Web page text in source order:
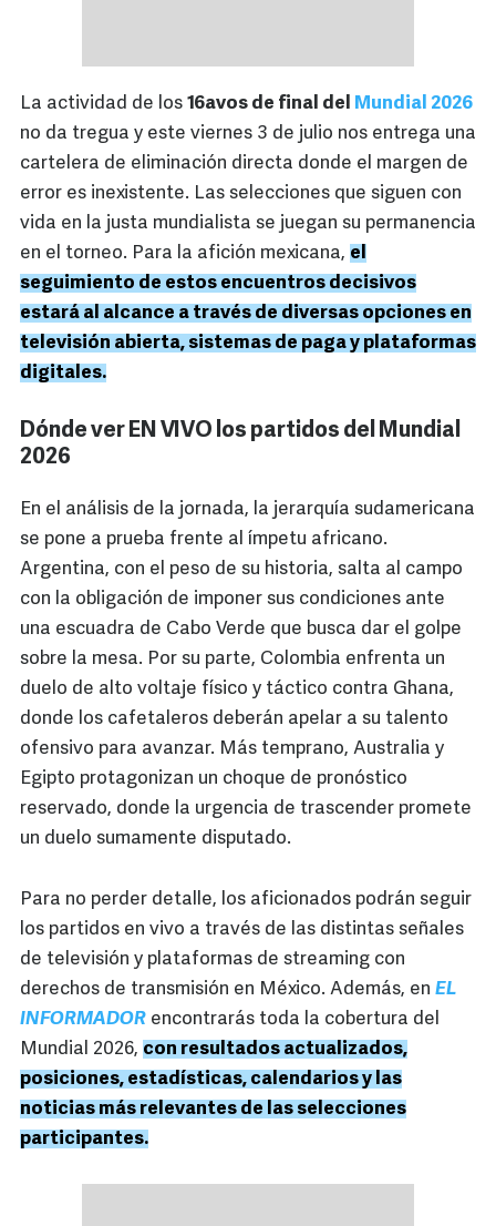
La actividad de los 16avos de final del Mundial 2026
no da tregua y este viernes 3 de julio nos entrega una
cartelera de eliminación directa donde el margen de
error es inexistente. Las selecciones que siguen con
vida en la justa mundialista se juegan su permanencia
en el torneo. Para la afición mexicana, el
seguimiento de estos encuentros decisivos
estará al alcance a través de diversas opciones en
televisión abierta, sistemas de paga y plataformas
digitales.
Dónde ver EN VIVO los partidos del Mundial
2026
En el análisis de la jornada, la jerarquía sudamericana
se pone a prueba frente al ímpetu africano.
Argentina, con el peso de su historia, salta al campo
con la obligación de imponer sus condiciones ante
una escuadra de Cabo Verde que busca dar el golpe
sobre la mesa. Por su parte, Colombia enfrenta un
duelo de alto voltaje físico y táctico contra Ghana,
donde los cafetaleros deberán apelar a su talento
ofensivo para avanzar. Más temprano, Australia y
Egipto protagonizan un choque de pronóstico
reservado, donde la urgencia de trascender promete
un duelo sumamente disputado.
Para no perder detalle, los aficionados podrán seguir
los partidos en vivo a través de las distintas señales
de televisión y plataformas de streaming con
derechos de transmisión en México. Además, en EL
INFORMADOR encontrarás toda la cobertura del
Mundial 2026, con resultados actualizados,
posiciones, estadísticas, calendarios y las
noticias más relevantes de las selecciones
participantes.